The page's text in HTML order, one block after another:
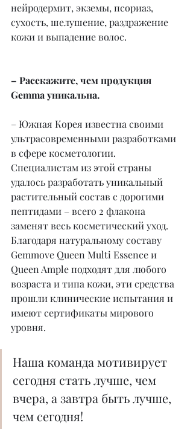
нейродермит, экземы, псориаз,
сухость, шелушение, раздражение
кожи и выпадение волос.
– Расскажите, чем продукция
Gemma уникальна.
– Южная Корея известна своими
ультрасовременными разработками
в сфере косметологии.
Специалистам из этой страны
удалось разработать уникальный
растительный состав с дорогими
пептидами – всего 2 флакона
заменят весь косметический уход.
Благодаря натуральному составу
Gemmove Queen Multi Essence и
Queen Ample подходят для любого
возраста и типа кожи, эти средства
прошли клинические испытания и
имеют сертификаты мирового
уровня.
Наша команда мотивирует
сегодня стать лучше, чем
вчера, а завтра быть лучше,
чем сегодня!